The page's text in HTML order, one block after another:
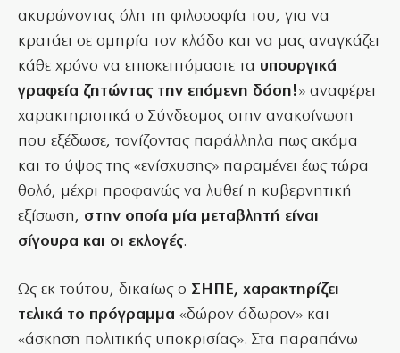
ακυρώνοντας όλη τη φιλοσοφία του, για να
κρατάει σε ομηρία τον κλάδο και να μας αναγκάζει
κάθε χρόνο να επισκεπτόμαστε τα υπουργικά
γραφεία ζητώντας την επόμενη δόση!» αναφέρει
χαρακτηριστικά ο Σύνδεσμος στην ανακοίνωση
που εξέδωσε, τονίζοντας παράλληλα πως ακόμα
και το ύψος της «ενίσχυσης» παραμένει έως τώρα
θολό, μέχρι προφανώς να λυθεί η κυβερνητική
εξίσωση, στην οποία μία μεταβλητή είναι
σίγουρα και οι εκλογές.
Ως εκ τούτου, δικαίως ο ΣΗΠΕ, χαρακτηρίζει
τελικά το πρόγραμμα «δώρον άδωρον» και
«άσκηση πολιτικής υποκρισίας». Στα παραπάνω